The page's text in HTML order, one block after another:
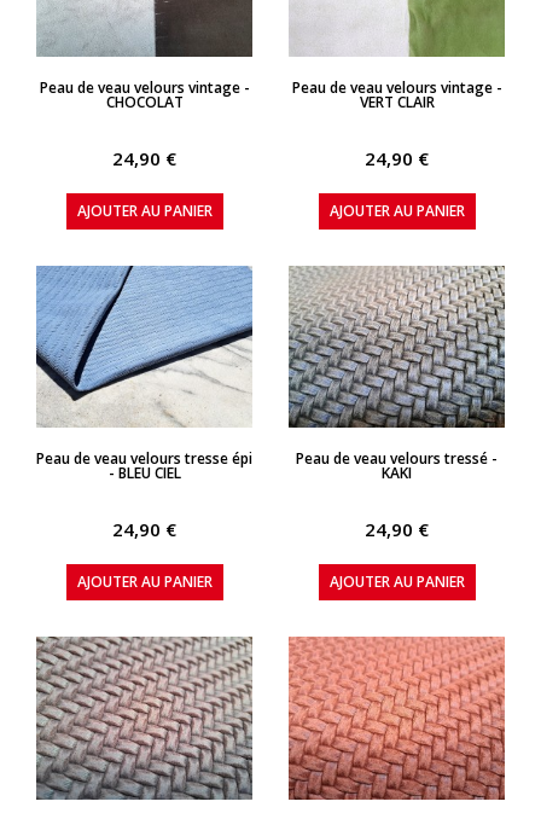
APERÇU RAPIDE
Peau de veau velours vintage -
CHOCOLAT
24,90 €
AJOUTER AU PANIER
APERÇU RAPIDE
Peau de veau velours vintage -
VERT CLAIR
24,90 €
AJOUTER AU PANIER
APERÇU RAPIDE
Peau de veau velours tresse épi
- BLEU CIEL
24,90 €
AJOUTER AU PANIER
APERÇU RAPIDE
Peau de veau velours tressé -
KAKI
24,90 €
AJOUTER AU PANIER